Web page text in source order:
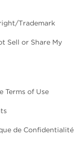
Trademark
Sell or Share My
Terms of Use
de Confidentialité